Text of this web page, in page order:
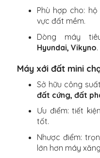
Phù hợp cho:
vực đất mềm.
Dòng máy
Hyundai, Vikyno.
Máy xới đất mini
Sở hữu công
đất cứng, đất
Ưu điểm: tiết
tốt.
Nhược điểm:
lớn hơn máy